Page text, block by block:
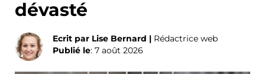
dévasté
Ecrit par Lise Bernard | Rédactrice web
Publié le: 7 août 2026